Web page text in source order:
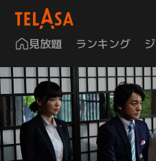
見放題 ランキング